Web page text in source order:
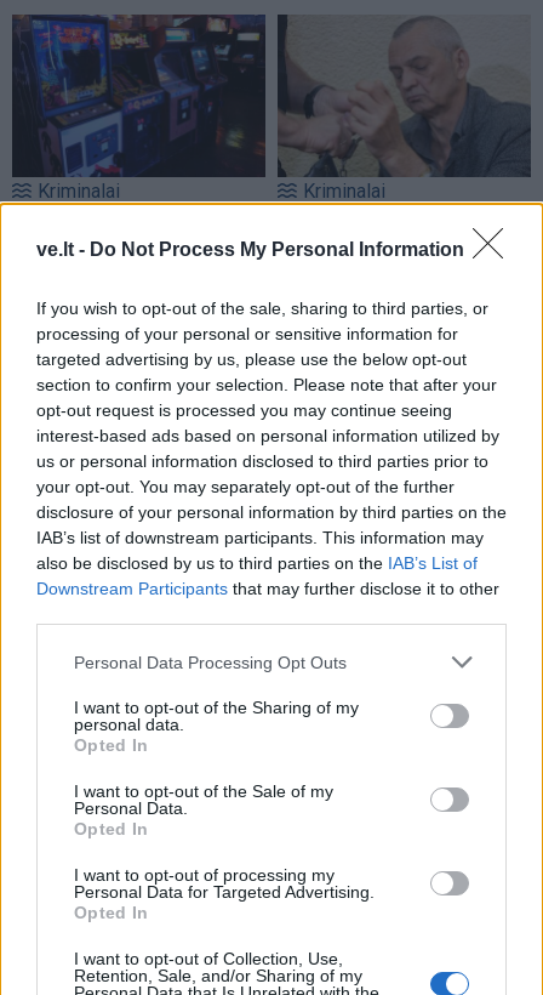
ve.lt - Do Not Process My Personal Information
If you wish to opt-out of the sale, sharing to third parties, or
processing of your personal or sensitive information for
targeted advertising by us, please use the below opt-out
section to confirm your selection. Please note that after your
opt-out request is processed you may continue seeing
interest-based ads based on personal information utilized by
us or personal information disclosed to third parties prior to
your opt-out. You may separately opt-out of the further
disclosure of your personal information by third parties on the
IAB’s list of downstream participants. This information may
also be disclosed by us to third parties on the IAB’s List of
Downstream Participants that may further disclose it to other
Personal Data Processing Opt Outs
I want to opt-out of the Sharing of my
personal data.
Opted In
I want to opt-out of the Sale of my
Personal Data.
Opted In
I want to opt-out of processing my
Personal Data for Targeted Advertising.
Opted In
I want to opt-out of Collection, Use,
Retention, Sale, and/or Sharing of my
Kriminalai
medaus: kurorte vėl
automatus (1)
Kriminalai
Paramediko nužudymo
byloje į laisvę paleistas
NAUJI
Gyvenimas
Justė Navalinskė: „Linkiu
Sportas
Klaipėdietis Edas Butvilas